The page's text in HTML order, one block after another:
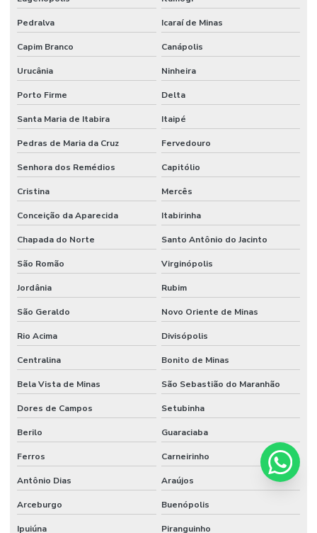
Pedralva Icaraí de Minas
Capim Branco Canápolis
Urucânia Ninheira
Porto Firme Delta
Santa Maria de Itabira Itaipé
Pedras de Maria da Cruz Fervedouro
Senhora dos Remédios Capitólio
Cristina Mercês
Conceição da Aparecida Itabirinha
Chapada do Norte Santo Antônio do Jacinto
São Romão Virginópolis
Jordânia Rubim
São Geraldo Novo Oriente de Minas
Rio Acima Divisópolis
Centralina Bonito de Minas
Bela Vista de Minas São Sebastião do Maranhão
Dores de Campos Setubinha
Berilo Guaraciaba
Ferros Carneirinho
Antônio Dias Araújos
Arceburgo Buenópolis
Ipuiúna Piranguinho